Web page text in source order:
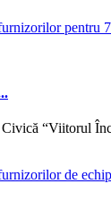
“Viitorul